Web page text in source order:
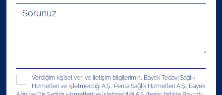
Verdiğim kişisel veri ve iletişim bilgilerimin, Bayek Tedavi Sağlık
Hizmetleri ve İşletmeciliği A.Ş., Penta Sağlık Hizmetleri A.Ş., Bayek